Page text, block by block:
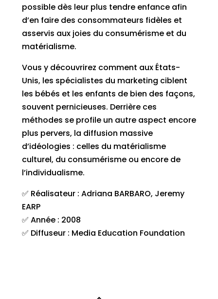
possible dès leur plus tendre enfance afin
d’en faire des consommateurs fidèles et
asservis aux joies du consumérisme et du
matérialisme.
Vous y découvrirez comment aux États-
Unis, les spécialistes du marketing ciblent
les bébés et les enfants de bien des façons,
souvent pernicieuses. Derrière ces
méthodes se profile un autre aspect encore
plus pervers, la diffusion massive
d’idéologies : celles du matérialisme
culturel, du consumérisme ou encore de
l’individualisme.
✅ Réalisateur : Adriana BARBARO, Jeremy
EARP
✅ Année : 2008
✅ Diffuseur : Media Education Foundation